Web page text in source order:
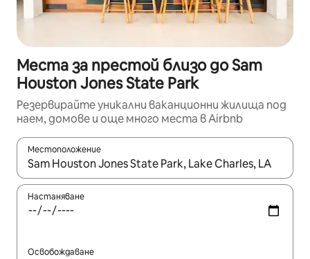
Места за престой близо до Sam
Houston Jones State Park
Резервирайте уникални ваканционни жилища под
наем, домове и още много места в Airbnb
Местоположение
Когато резултатите се покажат, използвайте
Настаняване
Освобождаване